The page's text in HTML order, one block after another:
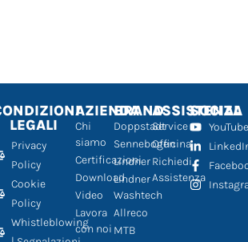
LEGALI
Privacy
Policy
Cookie
Policy
Whistleblowing
AZIENDA
Chi
siamo
Certificazioni
Download
Video
Lavora
con noi
BRAND
Doppstadt
Sennebogen
Lindner
Lindner
Washtech
Allreco
MTB
ASSISTENZA
Service
Officina
Richiedi
Assistenza
SOCIAL